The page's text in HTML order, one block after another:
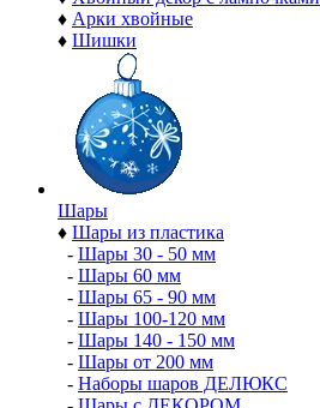
♦ Арки хвойные
♦ Шишки
Шары
♦ Шары из пластика
- Шары 30 - 50 мм
- Шары 60 мм
- Шары 65 - 90 мм
- Шары 100-120 мм
- Шары 140 - 150 мм
- Шары от 200 мм
- Наборы шаров ДЕЛЮКС